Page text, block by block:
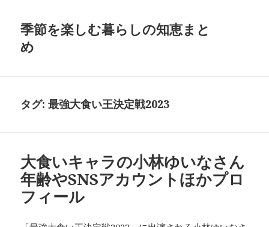
季節を楽しむ暮らしの知恵まと
め
タグ:最強大食い王決定戦2023
大食いキャラの小林ゆいなさん
年齢やSNSアカウントほかプロ
フィール